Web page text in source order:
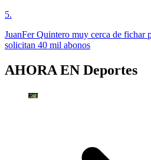
5.
JuanFer Quintero muy cerca de fichar
solicitan 40 mil abonos
AHORA EN Deportes